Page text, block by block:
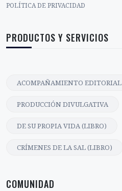
POLÍTICA DE PRIVACIDAD
PRODUCTOS Y SERVICIOS
ACOMPAÑAMIENTO EDITORIAL
PRODUCCIÓN DIVULGATIVA
DE SU PROPIA VIDA (LIBRO)
CRÍMENES DE LA SAL (LIBRO)
COMUNIDAD